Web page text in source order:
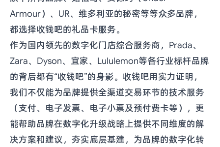
Armour）、UR、维多利亚的秘密等等众多品牌，
都选择收钱吧的礼品卡服务。
作为国内领先的数字化门店综合服务商，Prada、
Zara、Dyson、宜家、Lululemon等各行业标杆品牌
的背后都有“收钱吧”的身影。收钱吧用实力证明，
我们不仅能为品牌提供全渠道交易环节的技术服务
（支付、电子发票、电子小票及预付费卡等），更
能帮助品牌在数字化升级战略上提供不同维度的解
决方案和建议，夯实底层基建，为品牌的数字化转